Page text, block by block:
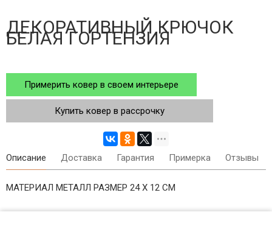
ДЕКОРАТИВНЫЙ КРЮЧОК
БЕЛАЯ ГОРТЕНЗИЯ
Примерить ковер в своем интерьере
Купить ковер в рассрочку
Описание Доставка Гарантия Примерка Отзывы
МАТЕРИАЛ МЕТАЛЛ РАЗМЕР 24 X 12 СМ